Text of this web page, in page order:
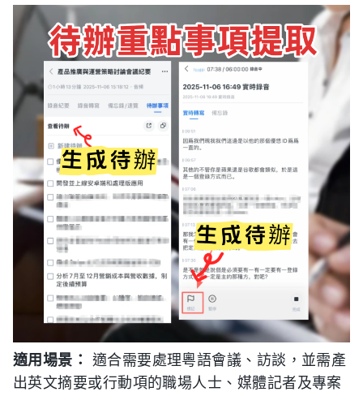
適用場景：
適合需要處理粵語會議、訪談，並需產
出英文摘要或行動項的職場人士、媒體記者及專案